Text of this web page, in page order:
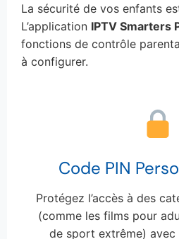
La sécurité de vos enfants
L’application IPTV Smarters
fonctions de contrôle
à configurer.
Code PIN
Protégez l’accès à des
(comme les films pour
de sport extrême) avec